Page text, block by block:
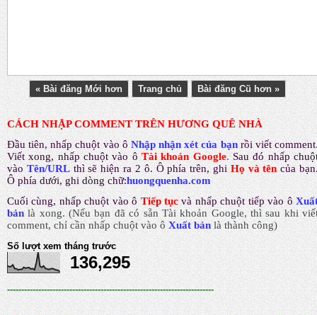
« Bài đăng Mới hơn Trang chủ Bài đăng Cũ hơn »
CÁCH NHẬP COMMENT TRÊN HƯƠNG QUÊ NHÀ
Đầu tiên, nhấp chuột vào ô Nhập nhận xét của bạn rồi viết comment
Viết xong, nhấp chuột vào ô Tài khoản Google. Sau đó nhấp
vào Tên/URL thì sẽ hiện ra 2 ô. Ô phía trên, ghi Họ và tên của
Ô phía dưới, ghi dòng chữ:huongquenha.com
Cuối cùng, nhấp chuột vào ô Tiếp tục và nhấp chuột tiếp vào ô
bản là xong.(Nếu bạn đã có sẵn Tài khoản Google, thì sau khi
comment, chỉ cần nhấp chuột vào ôXuất bảnlà thành công)
Số lượt xem tháng trước
136,295
-------------------------------------------------------------------------